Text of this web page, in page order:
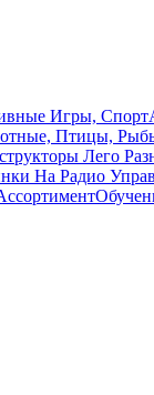
Игры, Спорт
Птицы,
Лего
На Радио